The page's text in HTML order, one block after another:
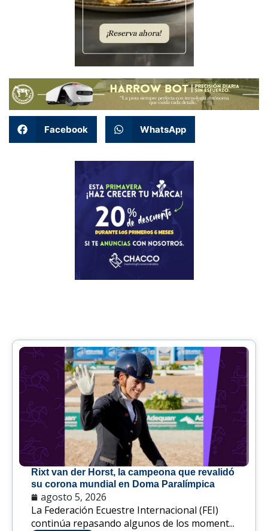
Facebook WhatsApp
Rixt van der Horst, la campeona que revalidó
su corona mundial en Doma Paralímpica
agosto 5, 2026
La Federación Ecuestre Internacional (FEI)
continúa repasando algunos de los moment...